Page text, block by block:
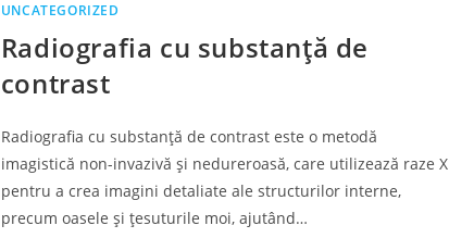
UNCATEGORIZED
Radiografia cu substanță de
contrast
Radiografia cu substanță de contrast este o metodă
imagistică non-invazivă și nedureroasă, care utilizează raze X
pentru a crea imagini detaliate ale structurilor interne,
precum oasele și țesuturile moi, ajutând…